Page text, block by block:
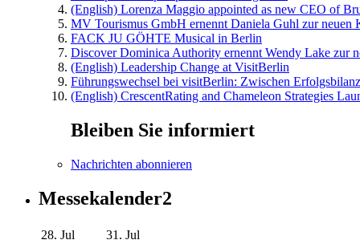
(English) Lorenza Maggio appointed as new CEO of
MV Tourismus GmbH ernennt Daniela Guhl zur neuen
FACK JU GÖHTE Musical in Berlin
Discover Dominica Authority ernennt Wendy Lake zur
(English) Leadership Change at VisitBerlin
Führungswechsel bei visitBerlin: Zwischen
(English) CrescentRating and Chameleon Strategies
Bleiben Sie informiert
Nachrichten abonnieren
Messekalender2
28. Jul
31. Jul